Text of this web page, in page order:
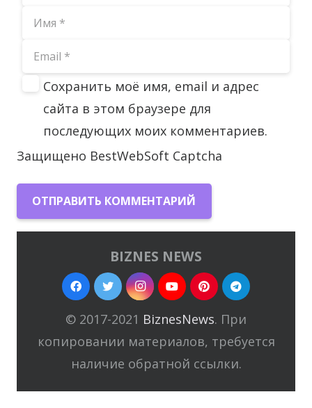
Сохранить моё имя, email и адрес
сайта в этом браузере для
последующих моих комментариев.
Защищено BestWebSoft Captcha
ОТПРАВИТЬ КОММЕНТАРИЙ
BIZNES NEWS
© 2017-2021 BiznesNews. При
копировании материалов, требуется
наличие обратной ссылки.